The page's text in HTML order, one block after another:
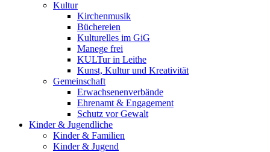
Kultur
Kirchenmusik
Büchereien
Kulturelles im GiG
Manege frei
KULTur in Leithe
Kunst, Kultur und Kreativität
Gemeinschaft
Erwachsenenverbände
Ehrenamt & Engagement
Schutz vor Gewalt
Kinder & Jugendliche
Kinder & Familien
Kinder & Jugend